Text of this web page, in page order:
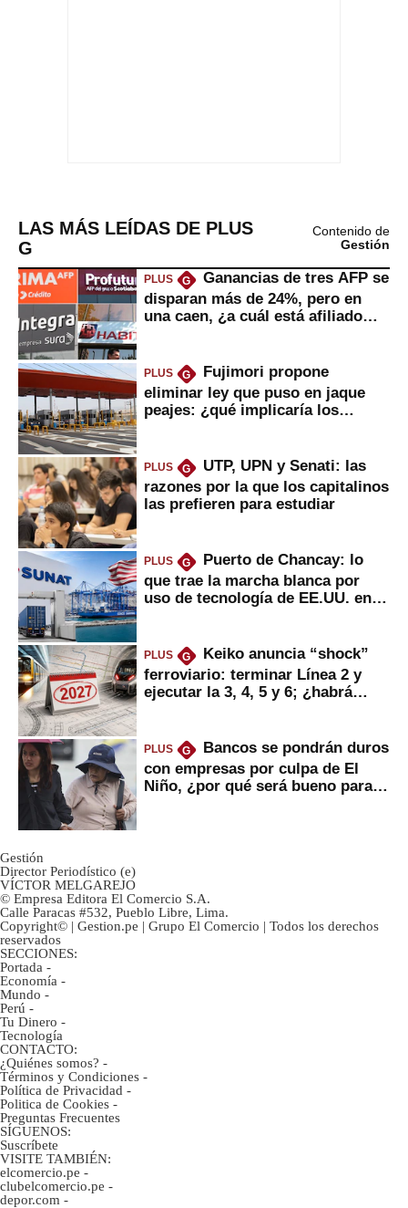
LAS MÁS LEÍDAS DE PLUS
G
Contenido de
Gestión
PLUS G
Ganancias de tres AFP se
disparan más de 24%, pero en
una caen, ¿a cuál está afiliado
PLUS G
Fujimori propone
eliminar ley que puso en jaque
peajes: ¿qué implicaría los
PLUS G
UTP, UPN y Senati: las
razones por la que los capitalinos
las prefieren para estudiar
PLUS G
Puerto de Chancay: lo
que trae la marcha blanca por
uso de tecnología de EE.UU. en
PLUS G
Keiko anuncia “shock”
ferroviario: terminar Línea 2 y
ejecutar la 3, 4, 5 y 6; ¿habrá
PLUS G
Bancos se pondrán duros
con empresas por culpa de El
Niño, ¿por qué será bueno para
Gestión
Director Periodístico (e)
VÍCTOR MELGAREJO
© Empresa Editora El Comercio S.A.
Calle Paracas #532, Pueblo Libre, Lima.
Copyright© | Gestion.pe | Grupo El Comercio | Todos los derechos
reservados
SECCIONES:
Portada -
Economía -
Mundo -
Perú -
Tu Dinero -
Tecnología
CONTACTO:
¿Quiénes somos? -
Términos y Condiciones -
Política de Privacidad -
Politica de Cookies -
Preguntas Frecuentes
SÍGUENOS:
Suscríbete
VISITE TAMBIÉN:
elcomercio.pe -
clubelcomercio.pe -
depor.com -